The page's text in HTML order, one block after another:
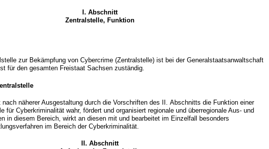
I. Abschnitt
Zentralstelle, Funktion
zur Bekämpfung von Cybercrime (Zentralstelle) ist bei der Generalstaatsanwaltschaft
für den gesamten Freistaat Sachsen zuständig.
nach näherer Ausgestaltung durch die Vorschriften des II. Abschnitts die Funktion einer
für Cyberkriminalität wahr, fördert und organisiert regionale und überregionale Aus- und
in diesem Bereich, wirkt an diesen mit und bearbeitet im Einzelfall besonders
im Bereich der Cyberkriminalität.
II. Abschnitt